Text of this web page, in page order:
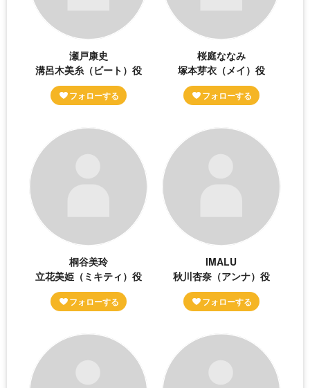
瀬戸康史
溝呂木美糸（ビート）役
桜庭ななみ
塚本芽衣（メイ）役
桐谷美玲
立花美姫（ミキティ）役
IMALU
秋川杏奈（アンナ）役